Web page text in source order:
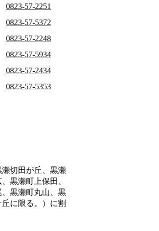
0823-57-2251
0823-57-5372
0823-57-2248
0823-57-5934
0823-57-2434
0823-57-5353
切田が丘、黒瀬
黒瀬町上保田、
黒瀬町丸山、黒
に限る。） に割